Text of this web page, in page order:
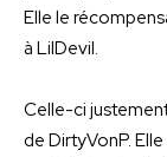
Elle le
à LilDevil.
Celle-ci
de DirtyVonP.